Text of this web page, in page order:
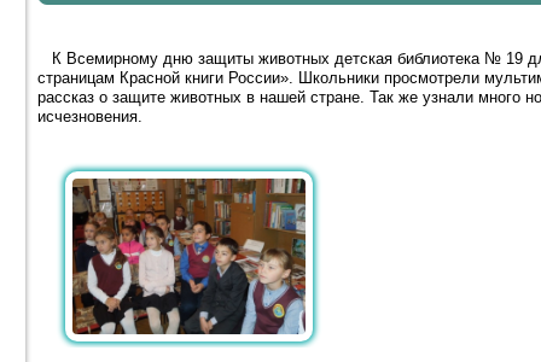
К Всемирному дню защиты животных детская библиотека № 19
страницам Красной книги России». Школьники просмотрели
рассказ о защите животных в нашей стране. Так же узнали много
исчезновения.